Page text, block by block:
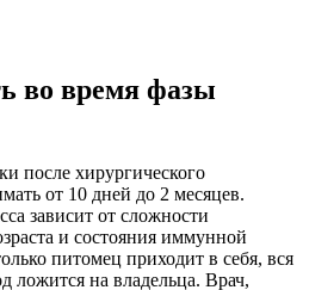
во время фазы
после хирургического
от 10 дней до 2 месяцев.
зависит от сложности
и состояния иммунной
питомец приходит в себя, вся
ложится на владельца. Врач,